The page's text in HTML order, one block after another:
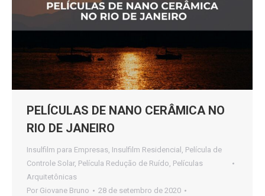
PELÍCULAS DE NANO CERÂMICA NO
RIO DE JANEIRO
Insulfilm para Empresas, Insulfilm Residencial , Película de
Controle Solar, Película Redução de Ruído, Películas
Arquitetônicas
Por Giovane Bruno
28 de setembro de 2020